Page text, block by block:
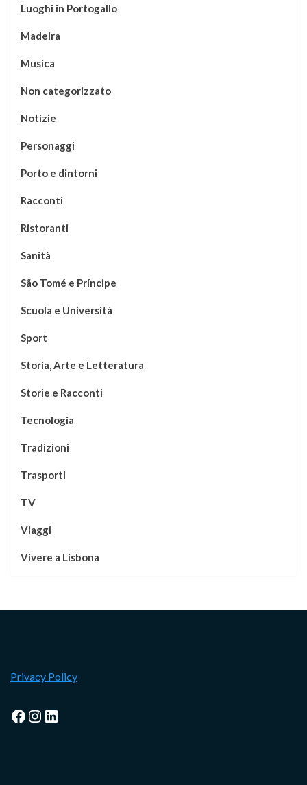
Luoghi in Portogallo
Madeira
Musica
Non categorizzato
Notizie
Personaggi
Porto e dintorni
Racconti
Ristoranti
Sanità
São Tomé e Príncipe
Scuola e Università
Sport
Storia, Arte e Letteratura
Storie e Racconti
Tecnologia
Tradizioni
Trasporti
TV
Viaggi
Vivere a Lisbona
Privacy Policy
Facebook
Instagram
LinkedIn